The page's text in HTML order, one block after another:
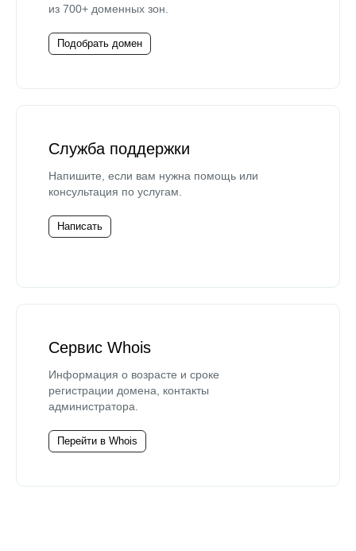
из 700+ доменных зон.
Подобрать домен
Служба поддержки
Напишите, если вам нужна помощь или
консультация по услугам.
Написать
Сервис Whois
Информация о возрасте и сроке
регистрации домена, контакты
администратора.
Перейти в Whois